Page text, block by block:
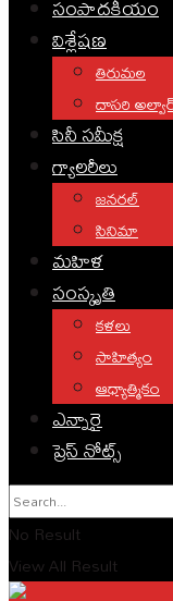
సంపాదకీయం
విశ్లేషణ
తిరుమల
దాసరి
సినీ సమీక్ష
గ్యాలరీలు
జనరల్
సినిమా
మహిళ
సంస్కృతి
కళలు
సాహిత్యం
ఆధ్యాత్మికం
ఎన్నారై
ప్రెస్ నోట్స్
No Result
View All Result